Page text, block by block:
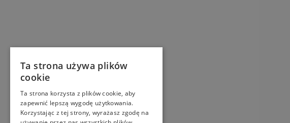
Ta strona używa plików
cookie
Ta strona korzysta z plików cookie, aby
zapewnić lepszą wygodę użytkowania.
Korzystając z tej strony, wyrażasz zgodę na